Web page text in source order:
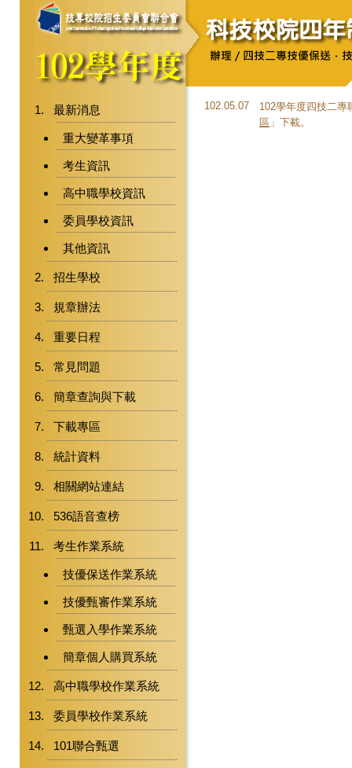
最新消息
重大變革事項
考生資訊
高中職學校資訊
委員學校資訊
其他資訊
招生學校
規章辦法
重要日程
常見問題
簡章查詢與下載
下載專區
統計資料
相關網站連結
536語音查榜
考生作業系統
技優保送作業系統
技優甄審作業系統
甄選入學作業系統
簡章個人購買系統
高中職學校作業系統
委員學校作業系統
101聯合甄選
102.05.07
102學年度四技二
區 」下載。